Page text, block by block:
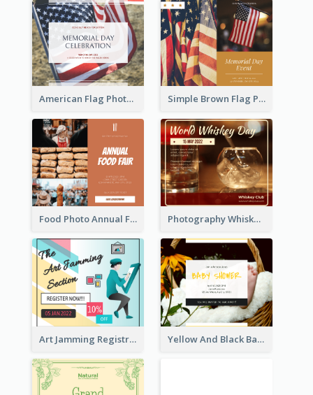
American Flag Photo Memorial Day Celebration Facebook Post Simple Brown Flag Photo Memorial Day Facebook Post
Food Photo Annual Food Fair Invitation Facebook Post Photography Whiskey Day Facebook Post With Details
Art Jamming Registration Facebook Post Yellow And Black Baby Shower Facebook Post